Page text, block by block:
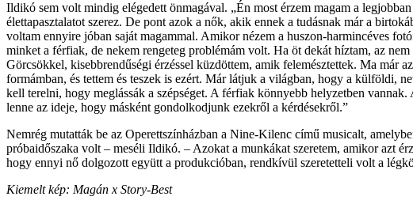
Ildikó sem volt mindig elégedett önmagával. „Én most érzem magam a
élettapasztalatot szerez. De pont azok a nők, akik ennek a tudásnak már a
voltam ennyire jóban saját magammal. Amikor nézem a huszon-harmincéves
minket a férfiak, de nekem rengeteg problémám volt. Ha öt dekát híztam, az
Görcsökkel, kisebbrendűségi érzéssel küzdöttem, amik felemésztettek. Ma már
formámban, és tettem és teszek is ezért. Már látjuk a világban, hogy a külföldi,
kell terelni, hogy meglássák a szépséget. A férfiak könnyebb helyzetben
lenne az ideje, hogy másként gondolkodjunk ezekről a kérdésekről.”
Nemrég mutatták be az Operettszínházban a Nine-Kilenc című musicalt,
próbaidőszaka volt – meséli Ildikó. – Azokat a munkákat szeretem, amikor azt
hogy ennyi nő dolgozott együtt a produkcióban, rendkívül szeretetteli volt a
Kiemelt kép: Magán x Story-Best